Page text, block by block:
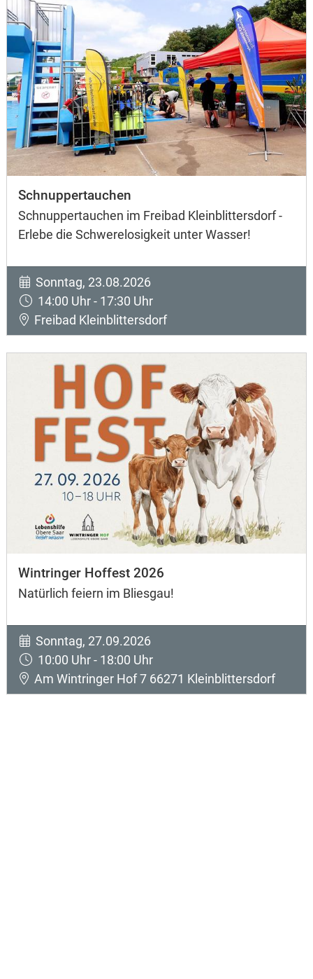
Schnuppertauchen
Schnuppertauchen im Freibad Kleinblittersdorf -
Erlebe die Schwerelosigkeit unter Wasser!
Sonntag, 23.08.2026
14:00 Uhr - 17:30 Uhr
Freibad Kleinblittersdorf
Wintringer Hoffest 2026
Natürlich feiern im Bliesgau!
Sonntag, 27.09.2026
10:00 Uhr - 18:00 Uhr
Am Wintringer Hof 7 66271 Kleinblittersdorf